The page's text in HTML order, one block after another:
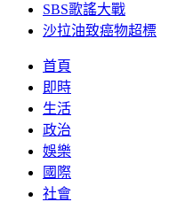
SBS歌謠大戰
沙拉油致癌物超標
首頁
即時
生活
政治
娛樂
國際
社會